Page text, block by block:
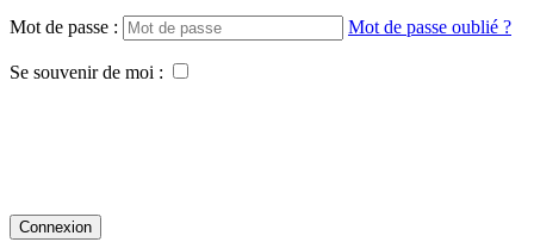
Mot de passe : Mot de passe oublié ?
Se souvenir de moi :
Connexion